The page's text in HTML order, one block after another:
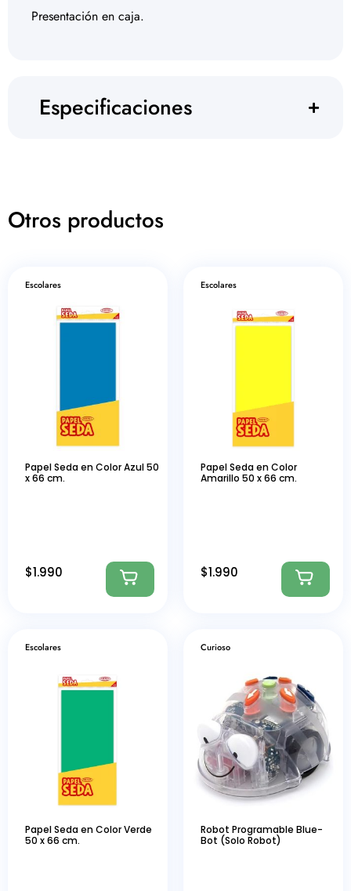
Presentación en caja.
Especificaciones
Otros productos
Escolares
Papel Seda en Color Azul 50
x 66 cm.
$1.990
Escolares
Papel Seda en Color
Amarillo 50 x 66 cm.
$1.990
Escolares
Papel Seda en Color Verde
50 x 66 cm.
Curioso
Robot Programable Blue-
Bot (Solo Robot)